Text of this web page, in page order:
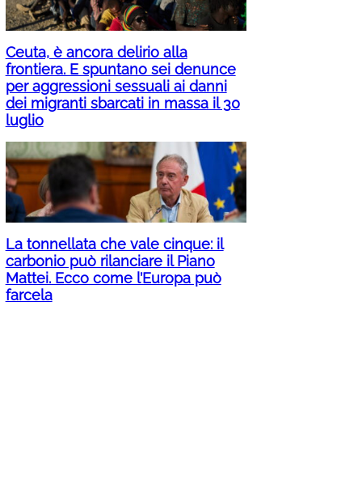
Ceuta, è ancora delirio alla
frontiera. E spuntano sei denunce
per aggressioni sessuali ai danni
dei migranti sbarcati in massa il 30
luglio
La tonnellata che vale cinque: il
carbonio può rilanciare il Piano
Mattei. Ecco come l’Europa può
farcela